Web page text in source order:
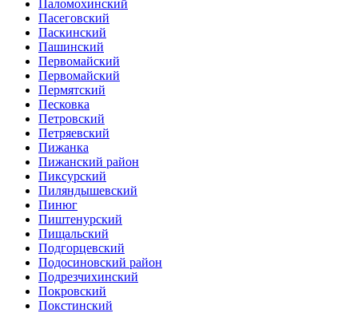
Паломохинский
Пасеговский
Паскинский
Пашинский
Первомайский
Первомайский
Пермятский
Песковка
Петровский
Петряевский
Пижанка
Пижанский район
Пиксурский
Пиляндышевский
Пинюг
Пиштенурский
Пищальский
Подгорцевский
Подосиновский район
Подрезчихинский
Покровский
Покстинский